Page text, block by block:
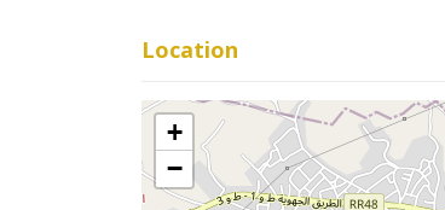
Location
+
−